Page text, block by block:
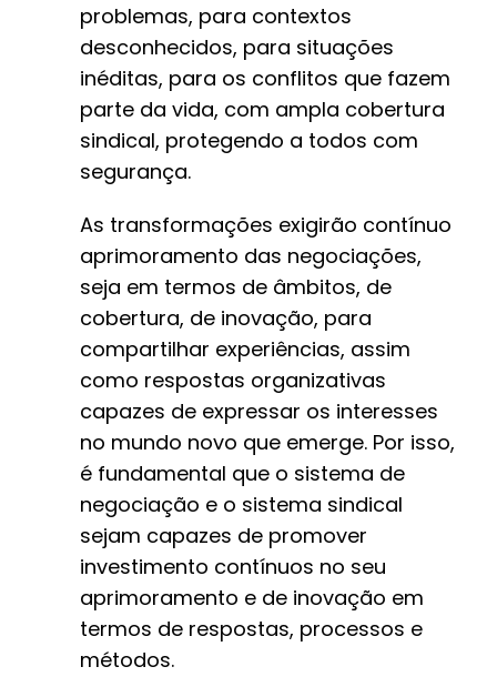
problemas, para contextos
desconhecidos, para situações
inéditas, para os conflitos que fazem
parte da vida, com ampla cobertura
sindical, protegendo a todos com
segurança.
As transformações exigirão contínuo
aprimoramento das negociações,
seja em termos de âmbitos, de
cobertura, de inovação, para
compartilhar experiências, assim
como respostas organizativas
capazes de expressar os interesses
no mundo novo que emerge. Por isso,
é fundamental que o sistema de
negociação e o sistema sindical
sejam capazes de promover
investimento contínuos no seu
aprimoramento e de inovação em
termos de respostas, processos e
métodos.